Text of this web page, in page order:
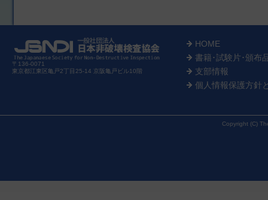
〒136-0071
東京都江東区亀戸2丁目25-14 京阪亀戸ビル10階
HOME
書籍･試験片･頒布
支部情報
個人情報保護方針
Copyright (C)